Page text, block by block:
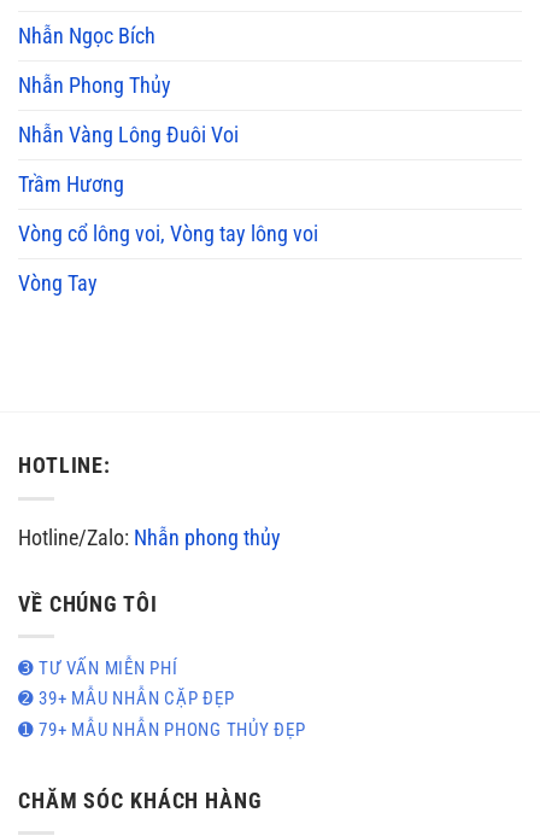
Nhẫn Ngọc Bích
Nhẫn Phong Thủy
Nhẫn Vàng Lông Đuôi Voi
Trầm Hương
Vòng cổ lông voi, Vòng tay lông voi
Vòng Tay
HOTLINE:
Hotline/Zalo: Nhẫn phong thủy
VỀ CHÚNG TÔI
➌ TƯ VẤN MIỄN PHÍ
➋ 39+ MẪU NHẪN CẶP ĐẸP
➊ 79+ MẪU NHẪN PHONG THỦY ĐẸP
CHĂM SÓC KHÁCH HÀNG